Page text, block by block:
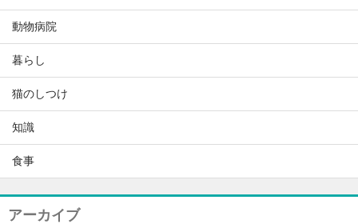
動物病院
暮らし
猫のしつけ
知識
食事
アーカイブ